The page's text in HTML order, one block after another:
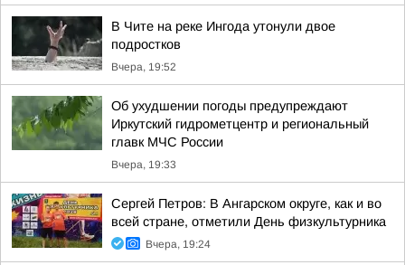
В Чите на реке Ингода утонули двое
подростков
Вчера, 19:52
Об ухудшении погоды предупреждают
Иркутский гидрометцентр и региональный
главк МЧС России
Вчера, 19:33
Сергей Петров: В Ангарском округе, как и во
всей стране, отметили День физкультурника
Вчера, 19:24